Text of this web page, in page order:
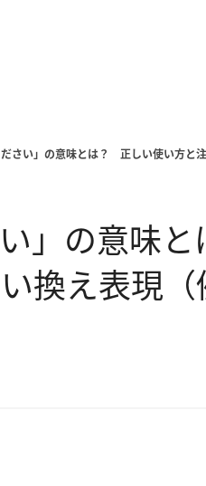
ださい」の意味とは？ 正しい使い方と
い」の意味
換え表現（